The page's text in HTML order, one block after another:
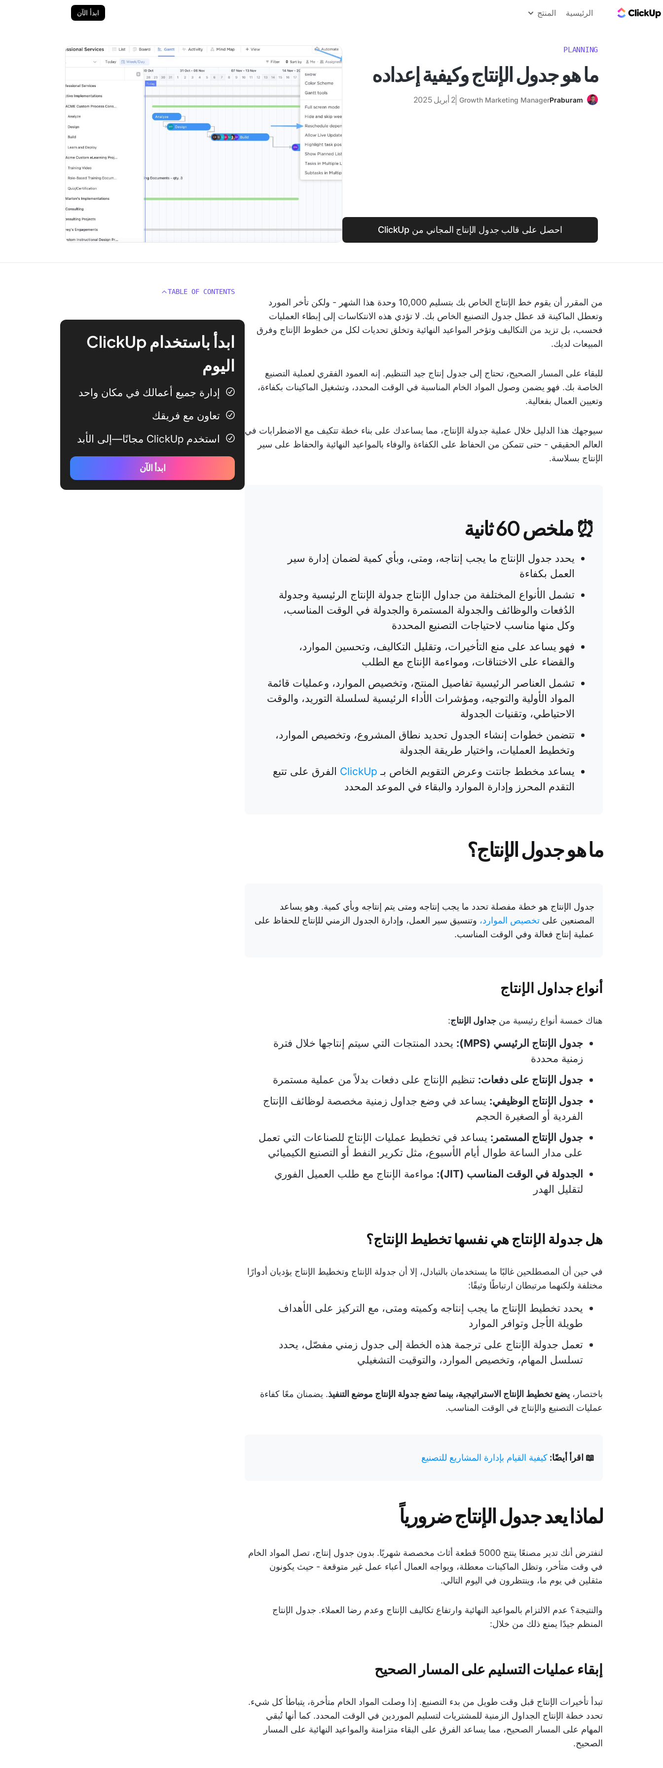
الرئيسية المنتج ابدأ الآن
PLANNING
ما هو جدول الإنتاج وكيفية إعداده
Praburam
Growth Marketing Manager 2 أبريل 2025
احصل على قالب جدول الإنتاج المجاني من ClickUp
من المقرر أن يقوم خط الإنتاج الخاص بك بتسليم 10,000 وحدة هذا الشهر - ولكن تأخر المورد
وتعطل الماكينة قد عطل جدول التصنيع الخاص بك. لا تؤدي هذه الانتكاسات إلى إبطاء العمليات
فحسب، بل تزيد من التكاليف وتؤخر المواعيد النهائية وتخلق تحديات لكل من خطوط الإنتاج وفرق
المبيعات لديك.
للبقاء على المسار الصحيح، تحتاج إلى جدول إنتاج جيد التنظيم. إنه العمود الفقري لعملية التصنيع
الخاصة بك. فهو يضمن وصول المواد الخام المناسبة في الوقت المحدد، وتشغيل الماكينات بكفاءة،
وتعيين العمال بفعالية.
سيوجهك هذا الدليل خلال عملية جدولة الإنتاج، مما يساعدك على بناء خطة تتكيف مع الاضطرابات في
العالم الحقيقي - حتى تتمكن من الحفاظ على الكفاءة والوفاء بالمواعيد النهائية والحفاظ على سير
الإنتاج بسلاسة.
⏰ ملخص 60 ثانية
يحدد جدول الإنتاج ما يجب إنتاجه، ومتى، وبأي كمية لضمان إدارة سير
العمل بكفاءة
تشمل الأنواع المختلفة من جداول الإنتاج جدولة الإنتاج الرئيسية وجدولة
الدُفعات والوظائف والجدولة المستمرة والجدولة في الوقت المناسب،
وكل منها مناسب لاحتياجات التصنيع المحددة
فهو يساعد على منع التأخيرات، وتقليل التكاليف، وتحسين الموارد،
والقضاء على الاختناقات، ومواءمة الإنتاج مع الطلب
تشمل العناصر الرئيسية تفاصيل المنتج، وتخصيص الموارد، وعمليات قائمة
المواد الأولية والتوجيه، ومؤشرات الأداء الرئيسية لسلسلة التوريد، والوقت
الاحتياطي، وتقنيات الجدولة
تتضمن خطوات إنشاء الجدول تحديد نطاق المشروع، وتخصيص الموارد،
وتخطيط العمليات، واختيار طريقة الجدولة
يساعد مخطط جانتت وعرض التقويم الخاص بـ ClickUp الفرق على تتبع
التقدم المحرز وإدارة الموارد والبقاء في الموعد المحدد
ما هو جدول الإنتاج؟
جدول الإنتاج هو خطة مفصلة تحدد ما يجب إنتاجه ومتى يتم إنتاجه وبأي كمية. وهو يساعد
المصنعين على تخصيص الموارد، وتنسيق سير العمل، وإدارة الجدول الزمني للإنتاج للحفاظ على
عملية إنتاج فعالة وفي الوقت المناسب.
أنواع جداول الإنتاج
هناك خمسة أنواع رئيسية من جداول الإنتاج:
جدول الإنتاج الرئيسي (MPS):
يحدد المنتجات التي سيتم إنتاجها خلال فترة
زمنية محددة
جدول الإنتاج على دفعات: تنظيم الإنتاج على دفعات بدلاً من عملية مستمرة
جدول الإنتاج الوظيفي: يساعد في وضع جداول زمنية مخصصة لوظائف الإنتاج
الفردية أو الصغيرة الحجم
جدول الإنتاج المستمر: يساعد في تخطيط عمليات الإنتاج للصناعات التي تعمل
على مدار الساعة طوال أيام الأسبوع، مثل تكرير النفط أو التصنيع الكيميائي
الجدولة في الوقت المناسب (JIT):
مواءمة الإنتاج مع طلب العميل الفوري
لتقليل الهدر
هل جدولة الإنتاج هي نفسها تخطيط الإنتاج؟
في حين أن المصطلحين غالبًا ما يستخدمان بالتبادل، إلا أن جدولة الإنتاج وتخطيط الإنتاج يؤديان أدوارًا
مختلفة ولكنهما مرتبطان ارتباطًا وثيقًا:
يحدد تخطيط الإنتاج ما يجب إنتاجه وكميته ومتى، مع التركيز على الأهداف
طويلة الأجل وتوافر الموارد
تعمل جدولة الإنتاج على ترجمة هذه الخطة إلى جدول زمني مفصّل، يحدد
تسلسل المهام، وتخصيص الموارد، والتوقيت التشغيلي
باختصار، يضع تخطيط الإنتاج الاستراتيجية، بينما تضع جدولة الإنتاج موضع التنفيذ. يضمنان معًا كفاءة
عمليات التصنيع والإنتاج في الوقت المناسب.
📖 اقرأ أيضًا: كيفية القيام بإدارة المشاريع للتصنيع
لماذا يعد جدول الإنتاج ضرورياً
لنفترض أنك تدير مصنعًا ينتج 5000 قطعة أثاث مخصصة شهريًا. بدون جدول إنتاج، تصل المواد الخام
في وقت متأخر، وتظل الماكينات معطلة، ويواجه العمال أعباء عمل غير متوقعة - حيث يكونون
مثقلين في يوم ما، وينتظرون في اليوم التالي.
والنتيجة؟ عدم الالتزام بالمواعيد النهائية وارتفاع تكاليف الإنتاج وعدم رضا العملاء. جدول الإنتاج
المنظم جيدًا يمنع ذلك من خلال:
إبقاء عمليات التسليم على المسار الصحيح
تبدأ تأخيرات الإنتاج قبل وقت طويل من بدء التصنيع. إذا وصلت المواد الخام متأخرة، يتباطأ كل شيء.
تحدد خطة الإنتاج الجداول الزمنية للمشتريات لتسليم الموردين في الوقت المحدد. كما أنها تُبقي
المهام على المسار الصحيح، مما يساعد الفرق على البقاء متزامنة والمواعيد النهائية على المسار
الصحيح.
TABLE OF CONTENTS
ابدأ باستخدام ClickUp
اليوم
إدارة جميع أعمالك في مكان واحد
تعاون مع فريقك
استخدم ClickUp مجانًا—إلى الأبد
ابدأ الآن